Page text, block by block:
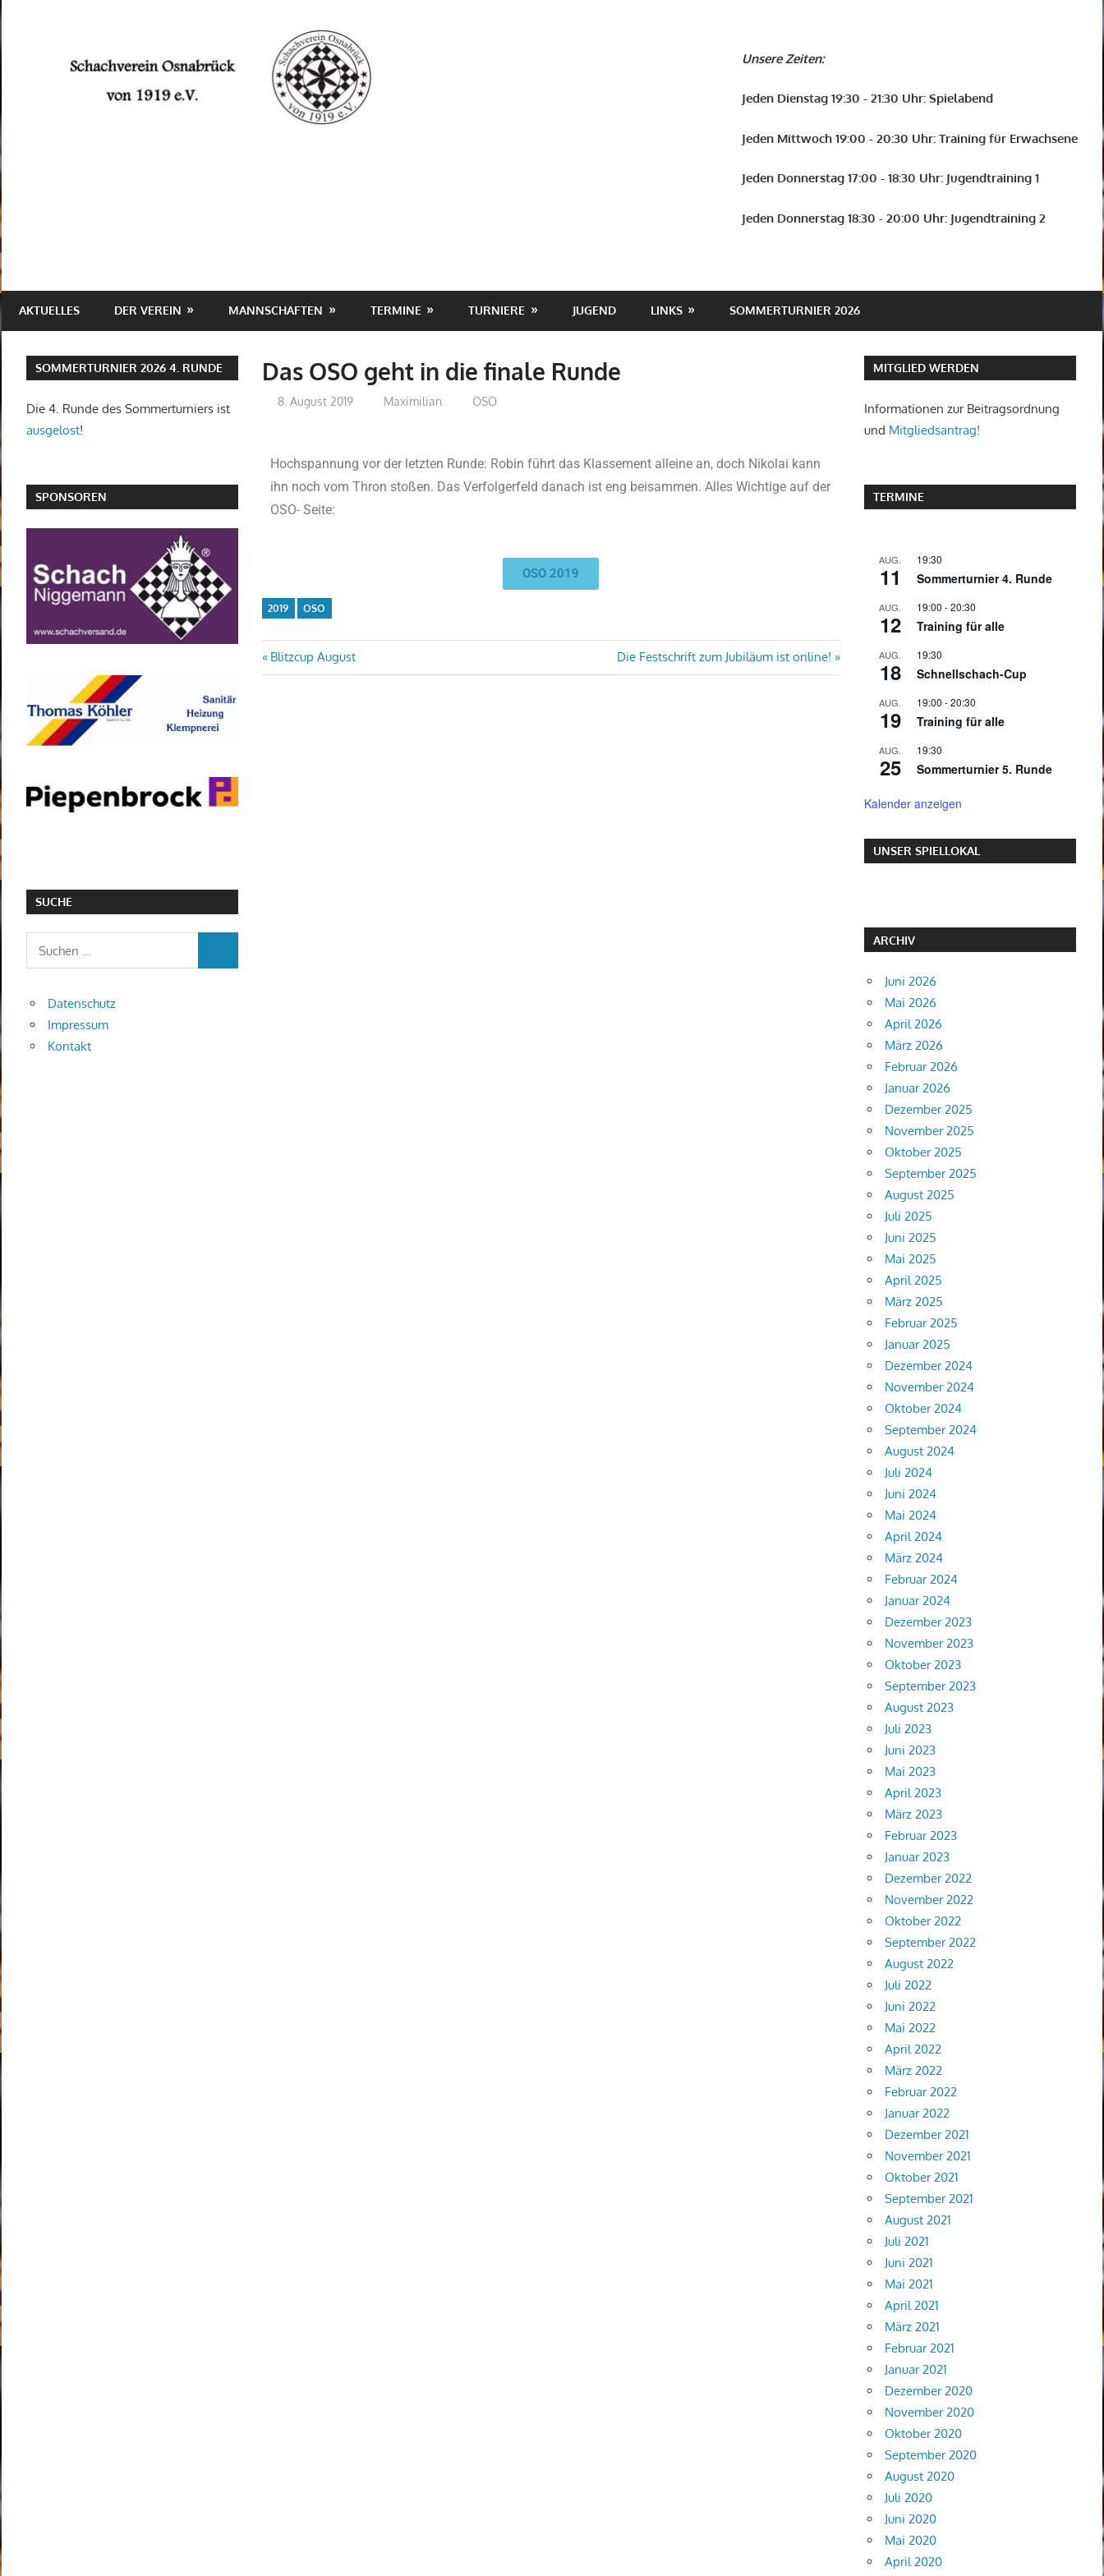
Unsere Zeiten:
Jeden Dienstag 19:30 - 21:30 Uhr: Spielabend
Jeden Mittwoch 19:00 - 20:30 Uhr: Training für Erwachsene
Jeden Donnerstag 17:00 - 18:30 Uhr: Jugendtraining 1
Jeden Donnerstag 18:30 - 20:00 Uhr: Jugendtraining 2
AKTUELLES DER VEREIN MANNSCHAFTEN TERMINE TURNIERE JUGEND LINKS SOMMERTURNIER 2026
Das OSO geht in die finale Runde
8. August 2019 Maximilian OSO
Hochspannung vor der letzten Runde: Robin führt das Klassement alleine an, doch Nikolai kann
ihn noch vom Thron stoßen. Das Verfolgerfeld danach ist eng beisammen. Alles Wichtige auf der
OSO- Seite:
OSO 2019
2019 OSO
Blitzcup August Die Festschrift zum Jubiläum ist online!
SOMMERTURNIER 2026 4. RUNDE
Die 4. Runde des Sommerturniers ist
ausgelost!
SPONSOREN
SUCHE
Datenschutz
Impressum
Kontakt
MITGLIED WERDEN
Informationen zur Beitragsordnung
und Mitgliedsantrag!
TERMINE
AUG.
11
19:30
Sommerturnier 4. Runde
AUG.
12
19:00 -20:30
Training für alle
AUG.
18
19:30
Schnellschach-Cup
AUG.
19
19:00 -20:30
Training für alle
AUG.
25
19:30
Sommerturnier 5. Runde
Kalender anzeigen
UNSER SPIELLOKAL
ARCHIV
Juni 2026
Mai 2026
April 2026
März 2026
Februar 2026
Januar 2026
Dezember 2025
November 2025
Oktober 2025
September 2025
August 2025
Juli 2025
Juni 2025
Mai 2025
April 2025
März 2025
Februar 2025
Januar 2025
Dezember 2024
November 2024
Oktober 2024
September 2024
August 2024
Juli 2024
Juni 2024
Mai 2024
April 2024
März 2024
Februar 2024
Januar 2024
Dezember 2023
November 2023
Oktober 2023
September 2023
August 2023
Juli 2023
Juni 2023
Mai 2023
April 2023
März 2023
Februar 2023
Januar 2023
Dezember 2022
November 2022
Oktober 2022
September 2022
August 2022
Juli 2022
Juni 2022
Mai 2022
April 2022
März 2022
Februar 2022
Januar 2022
Dezember 2021
November 2021
Oktober 2021
September 2021
August 2021
Juli 2021
Juni 2021
Mai 2021
April 2021
März 2021
Februar 2021
Januar 2021
Dezember 2020
November 2020
Oktober 2020
September 2020
August 2020
Juli 2020
Juni 2020
Mai 2020
April 2020